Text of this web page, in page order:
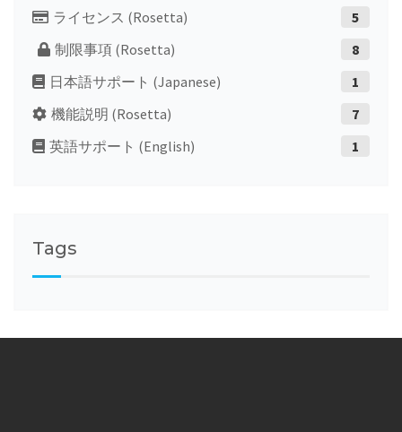
ライセンス (Rosetta)
5
制限事項 (Rosetta)
8
日本語サポート (Japanese)
1
機能説明 (Rosetta)
7
英語サポート (English)
1
Tags